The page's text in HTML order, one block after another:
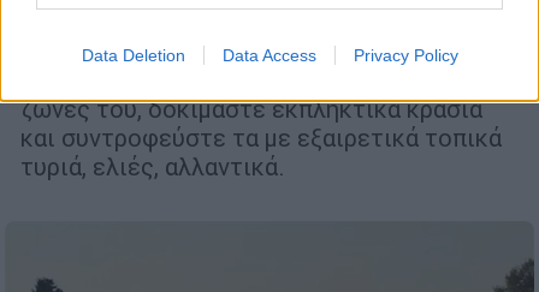
Data Deletion Data Access Privacy Policy
μεγαλύτερου αμπελώνα της χώρας μας,
ζώνες του, δοκιμάστε εκπληκτικά κρασιά
και συντροφεύστε τα με εξαιρετικά τοπικά
τυριά, ελιές, αλλαντικά.